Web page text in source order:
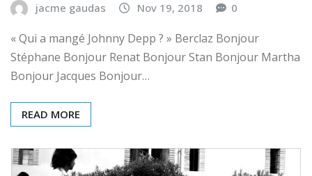
jacme gaudas Nov 19, 2018 0
« Qui a mangé Johnny Depp ? » Berclaz Bonjour
Stéphane Bonjour Renat Bonjour Stan Bonjour Martha
Bonjour Jacques Bonjour…
READ MORE